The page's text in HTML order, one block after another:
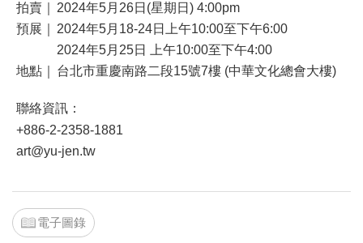
拍賣｜
2024年5月26日(星期日) 4:00pm
預展｜
2024年5月18-24日上午10:00至下午6:00
2024年5月25日 上午10:00至下午4:00
地點｜
台北市重慶南路二段15號7樓 (中華文化總會大樓)
聯絡資訊：
+886-2-2358-1881
art@yu-jen.tw
電子圖錄